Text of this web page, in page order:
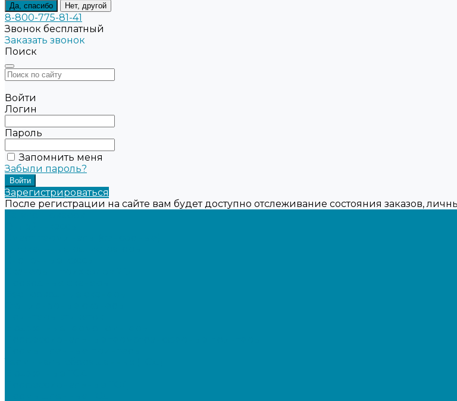
Да, спасибо Нет, другой
8-800-775-81-41
Звонок бесплатный
Заказать звонок
Поиск
Войти
Логин
Пароль
Запомнить меня
Забыли пароль?
Зарегистрироваться
После регистрации на сайте вам будет доступно отслеживание состояния заказов,